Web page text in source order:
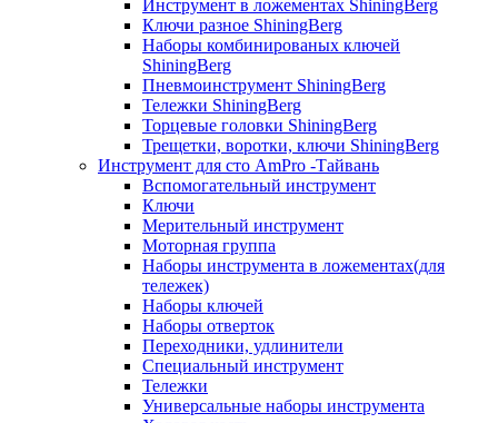
Инструмент в ложементах ShiningBerg
Ключи разное ShiningBerg
Наборы комбинированых ключей
ShiningBerg
Пневмоинструмент ShiningBerg
Тележки ShiningBerg
Торцевые головки ShiningBerg
Трещетки, воротки, ключи ShiningBerg
Инструмент для сто AmPro -Тайвань
Вспомогательный инструмент
Ключи
Мерительный инструмент
Моторная группа
Наборы инструмента в ложементах(для
тележек)
Наборы ключей
Наборы отверток
Переходники, удлинители
Специальный инструмент
Тележки
Универсальные наборы инструмента